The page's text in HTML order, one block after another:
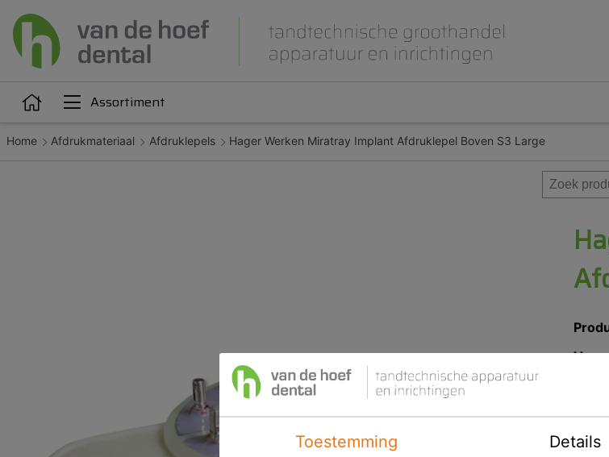
Assortiment
Articulatie Attachments Beet- en lepelplaten
Gips en inbedmassa
Meubilair en inrichting
Home Afdrukmateriaal Afdruklepels Hager Werken Miratray Implant Afdruklepel Boven S3 Large
Toestemming Details